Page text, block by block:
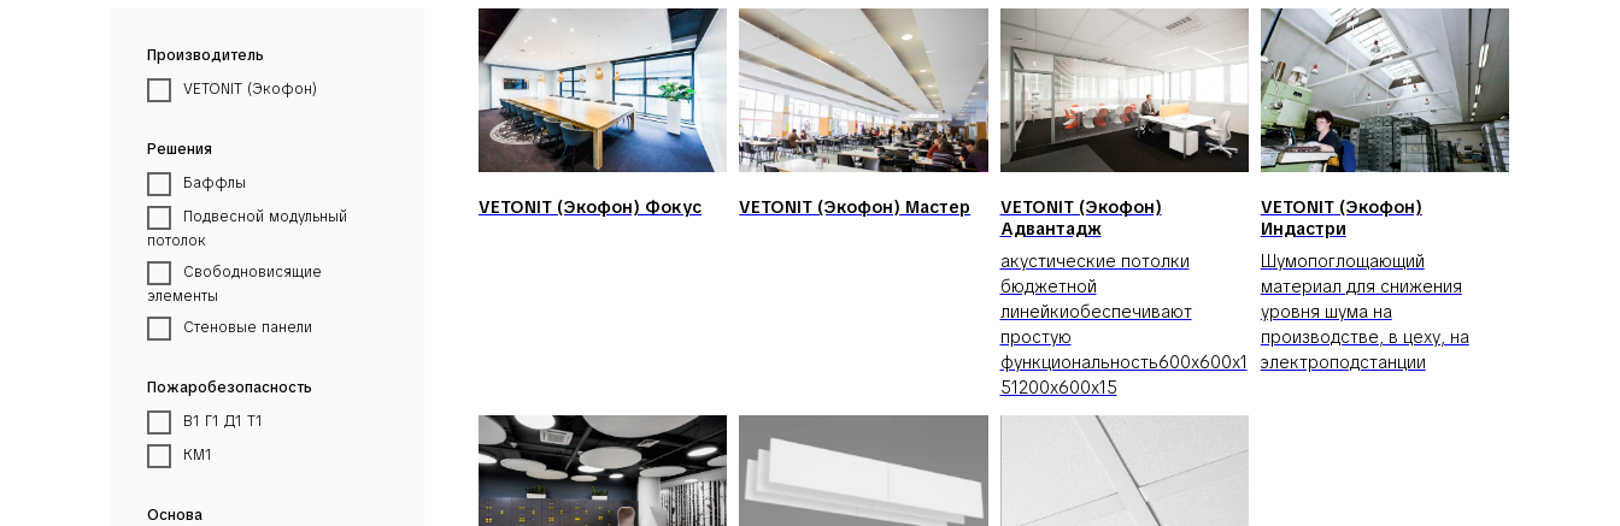
Производитель
VETONIT (Экофон)
Решения
Баффлы
Подвесной модульный
потолок
Свободновисящие
элементы
Стеновые панели
Пожаробезопасность
В1 Г1 Д1 Т1
КМ1
Основа
VETONIT (Экофон) Фокус VETONIT (Экофон) Мастер
VETONIT (Экофон)
Адвантадж
акустические потолки
бюджетной
линейкиобеспечивают
простую
функциональность600x600x1
51200x600x15
VETONIT (Экофон)
Индастри
Шумопоглощающий
материал для снижения
уровня шума на
производстве, в цеху, на
электроподстанции